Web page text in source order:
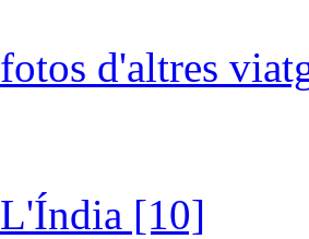
fotos d'altres
L'Índia [10]